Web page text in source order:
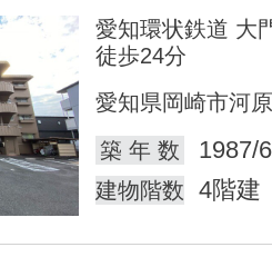
愛知環状鉄道 大
徒歩24分
愛知県岡崎市河
築 年 数
1987/
建物階数 4階建